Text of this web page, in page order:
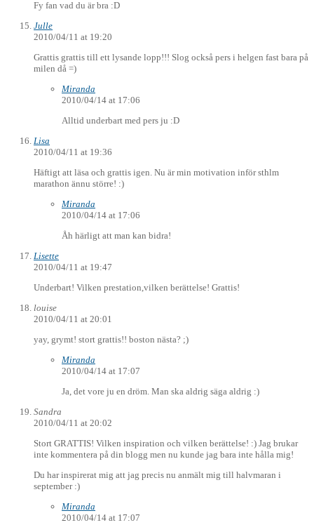
Fy fan vad du är bra :D
Julle
2010/04/11 at 19:20
Grattis grattis till ett lysande lopp!!! Slog också pers i helgen fast bara på
milen då =)
Miranda
2010/04/14 at 17:06
Alltid underbart med pers ju :D
Lisa
2010/04/11 at 19:36
Häftigt att läsa och grattis igen. Nu är min motivation inför sthlm
marathon ännu större! :)
Miranda
2010/04/14 at 17:06
Åh härligt att man kan bidra!
Lisette
2010/04/11 at 19:47
Underbart! Vilken prestation,vilken berättelse! Grattis!
louise
2010/04/11 at 20:01
yay, grymt! stort grattis!! boston nästa? ;)
Miranda
2010/04/14 at 17:07
Ja, det vore ju en dröm. Man ska aldrig säga aldrig :)
Sandra
2010/04/11 at 20:02
Stort GRATTIS! Vilken inspiration och vilken berättelse! :) Jag brukar
inte kommentera på din blogg men nu kunde jag bara inte hålla mig!
Du har inspirerat mig att jag precis nu anmält mig till halvmaran i
september :)
Miranda
2010/04/14 at 17:07